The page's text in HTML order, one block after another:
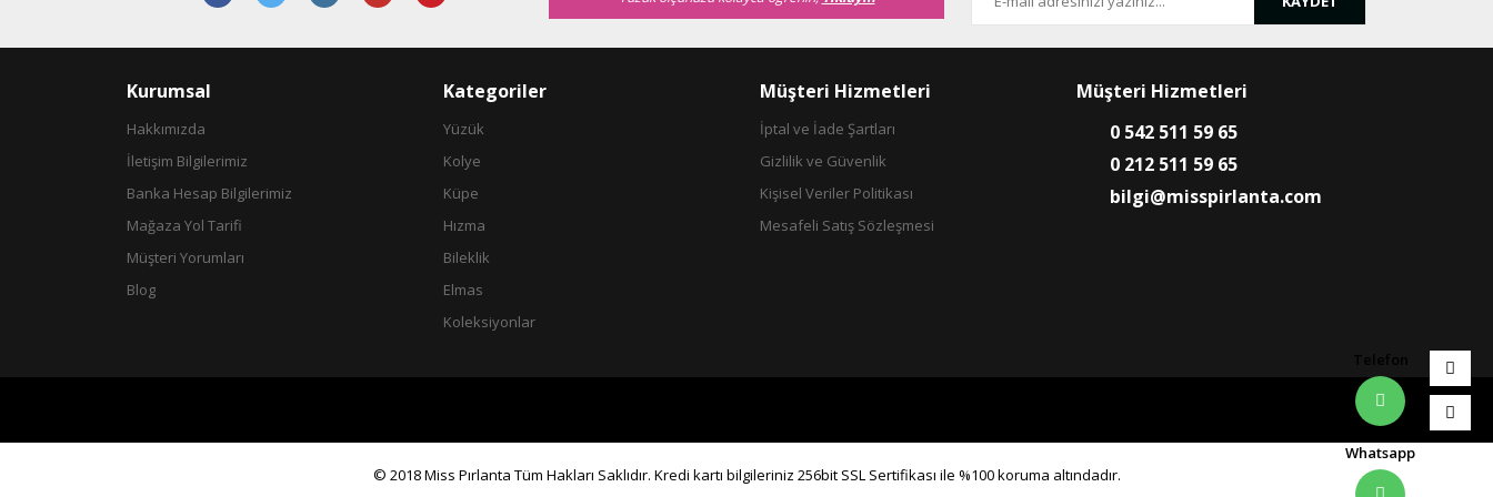
Ürün fiyatı diğer sitelerden daha pahalı.
Kurumsal
Hakkımızda
İletişim Bilgilerimiz
Banka Hesap Bilgilerimiz
Mağaza Yol Tarifi
Müşteri Yorumları
Blog
Kategoriler
Yüzük
Kolye
Küpe
Hızma
Bileklik
Elmas
Koleksiyonlar
Müşteri Hizmetleri
İptal ve İade Şartları
Gizlilik ve Güvenlik
Kişisel Veriler Politikası
Mesafeli Satış Sözleşmesi
Müşteri Hizmetleri
0 542 511 59 65
0 212 511 59 65
bilgi@misspirlanta.com
© 2018 Miss Pırlanta Tüm Hakları Saklıdır. Kredi kartı bilgileriniz 256bit SSL Sertifikası ile %100 koruma altındadır.
Whatsapp